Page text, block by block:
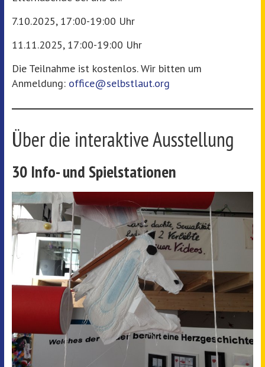
7.10.2025, 17:00-19:00 Uhr
11.11.2025, 17:00-19:00 Uhr
Die Teilnahme ist kostenlos. Wir bitten um
Anmeldung: office@selbstlaut.org
Über die interaktive Ausstellung
30 Info- und Spielstationen